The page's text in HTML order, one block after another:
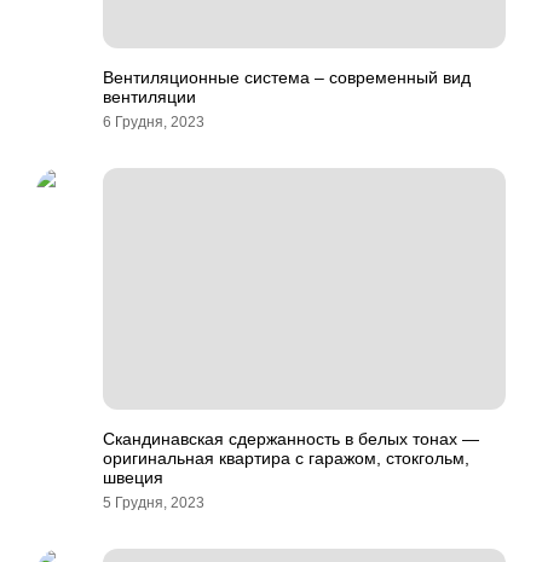
Вентиляционные система – современный вид
вентиляции
6 Грудня, 2023
Скандинавская сдержанность в белых тонах —
оригинальная квартира с гаражом, стокгольм,
швеция
5 Грудня, 2023